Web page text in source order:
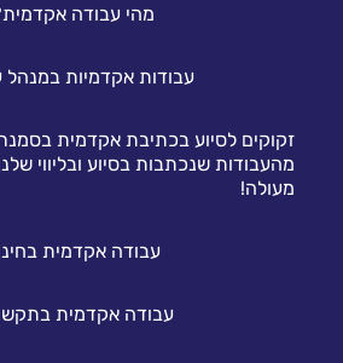
מהי עבודה
עבודות אקדמיות במנהל
מהעבודות שנכתבות בסיוע ובליווי
מעולה!
עבודה אקדמית
עבודה אקדמית